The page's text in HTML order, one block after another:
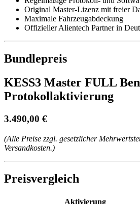
Original Master-Lizenz mit freier
Maximale Fahrzeugabdeckung
Offizieller Alientech Partner in
Bundlepreis
KESS3 Master FULL
Protokollaktivierung
3.490,00 €
(Alle Preise zzgl. gesetzlicher
Versandkosten.)
Preisvergleich
Aktivierung